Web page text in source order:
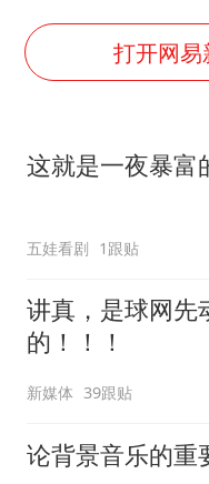
打开网
这就是一夜暴富
五娃看剧 1跟贴
讲真，是球网先
的！！！
新媒体 39跟贴
论背景音乐的重